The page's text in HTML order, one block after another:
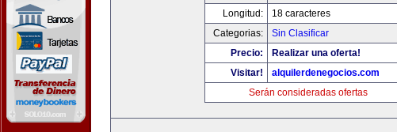
Longitud:
18 caracteres
Categorias:
Sin Clasificar
Precio:
Realizar una oferta!
Visitar!
alquilerdenegocios.com
Serán consideradas ofertas